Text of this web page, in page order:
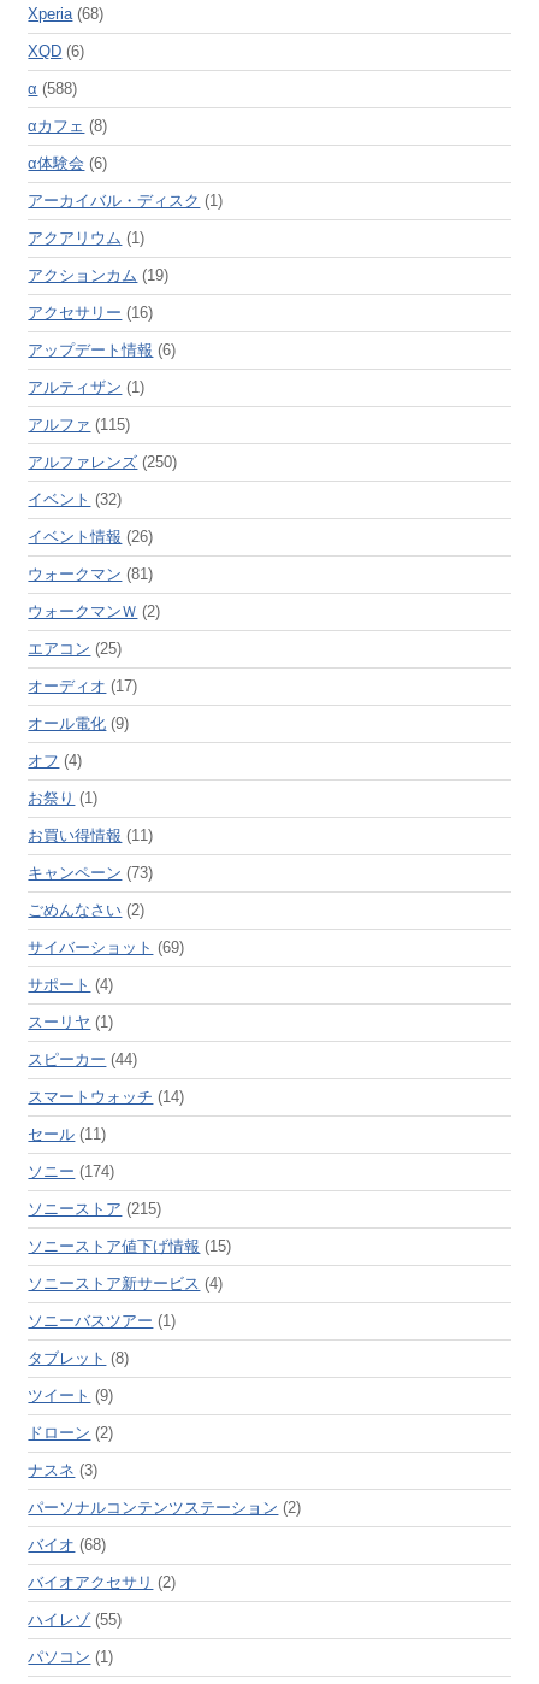
Xperia(68)
XQD (6)
α (588)
αカフェ (8)
α体験会 (6)
アーカイバル・ディスク (1)
アクアリウム (1)
アクションカム (19)
アクセサリー (16)
アップデート情報 (6)
アルティザン (1)
アルファ (115)
アルファレンズ (250)
イベント (32)
イベント情報 (26)
ウォークマン (81)
ウォークマンＷ (2)
エアコン (25)
オーディオ (17)
オール電化 (9)
オフ (4)
お祭り (1)
お買い得情報 (11)
キャンペーン (73)
ごめんなさい (2)
サイバーショット (69)
サポート (4)
スーリヤ (1)
スピーカー (44)
スマートウォッチ (14)
セール (11)
ソニー (174)
ソニーストア (215)
ソニーストア値下げ情報 (15)
ソニーストア新サービス (4)
ソニーバスツアー (1)
タブレット (8)
ツイート (9)
ドローン (2)
ナスネ (3)
パーソナルコンテンツステーション (2)
バイオ (68)
バイオアクセサリ (2)
ハイレゾ(55)
パソコン (1)